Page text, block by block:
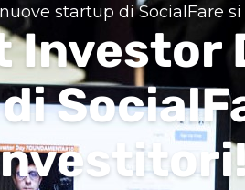
startup di SocialFare
Investor